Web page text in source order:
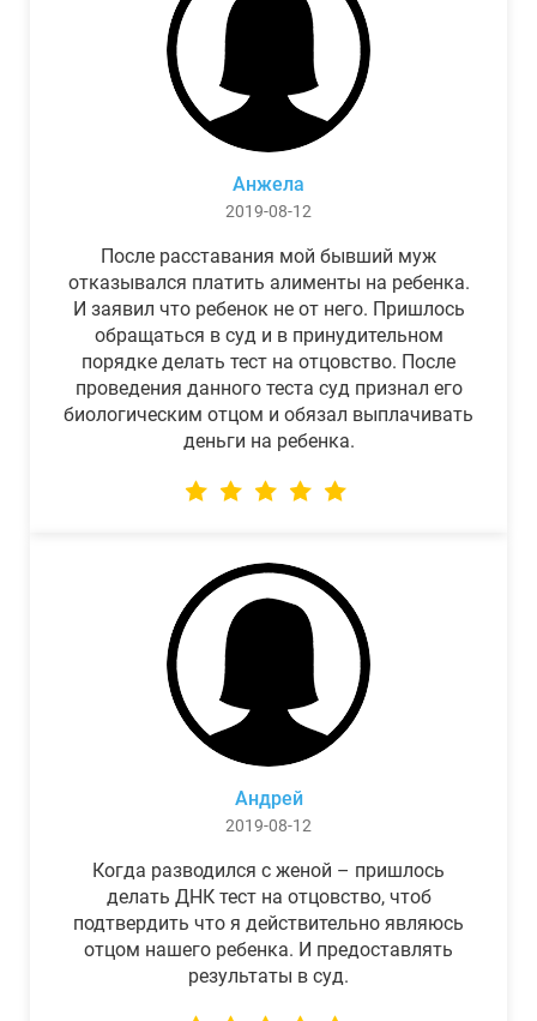
Анжела
2019-08-12
После расставания мой бывший муж
отказывался платить алименты на ребенка.
И заявил что ребенок не от него. Пришлось
обращаться в суд и в принудительном
порядке делать тест на отцовство. После
проведения данного теста суд признал его
биологическим отцом и обязал выплачивать
деньги на ребенка.
Андрей
2019-08-12
Когда разводился с женой – пришлось
делать ДНК тест на отцовство, чтоб
подтвердить что я действительно являюсь
отцом нашего ребенка. И предоставлять
результаты в суд.